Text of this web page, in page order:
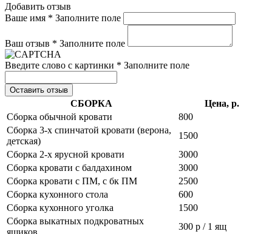
Добавить отзыв
Ваше имя * Заполните поле
Ваш отзыв * Заполните поле
Введите слово с картинки * Заполните поле
Оставить отзыв
СБОРКА
Цена, р.
Сборка обычной кровати
800
Сборка 3-х спинчатой кровати (верона,
детская)
1500
Сборка 2-х ярусной кровати
3000
Сборка кровати с балдахином
3000
Сборка кровати с ПМ, с бк ПМ
2500
Сборка кухонного стола
600
Сборка кухонного уголка
1500
Сборка выкатных подкроватных
ящиков
300 р / 1 ящ